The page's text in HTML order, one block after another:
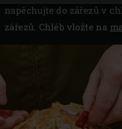
napěchujte do zářezů v
zářezů. Chléb vložte na